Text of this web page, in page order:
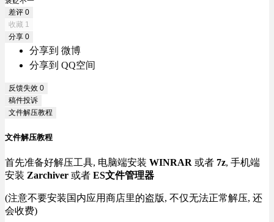
差评 0
收藏 1
分享 0
分享到 微博
分享到 QQ空间
反馈失效 0
稿件投诉
文件解压教程
文件解压教程
首先准备好解压工具, 电脑端安装 WINRAR 或者 7z, 手机端
安装 Zarchiver 或者 ES文件管理器
(注意不要安装国内应用商店里的盗版, 不仅无法正常解压, 还
会收费)